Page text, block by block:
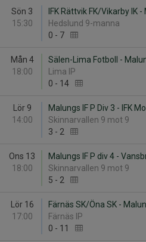
Sön 3
15:30
IFK Rättvik FK/Vikarby IK
Hedslund 9-manna
0 - 7
Mån 4
18:00
Sälen-Lima Fotboll -
Lima IP
0 - 14
Lör 9
14:00
Malungs IF P Div 3 - IFK
Skinnarvallen 9 mot 9
3 - 2
Ons 13
18:00
Malungs IF P div 4 -
Skinnarvallen 9 mot 9
5 - 2
Lör 16
17:00
Färnäs SK/Öna SK -
Färnäs IP
0 - 11